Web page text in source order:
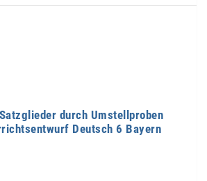
durch Umstellproben
Deutsch 6 Bayern